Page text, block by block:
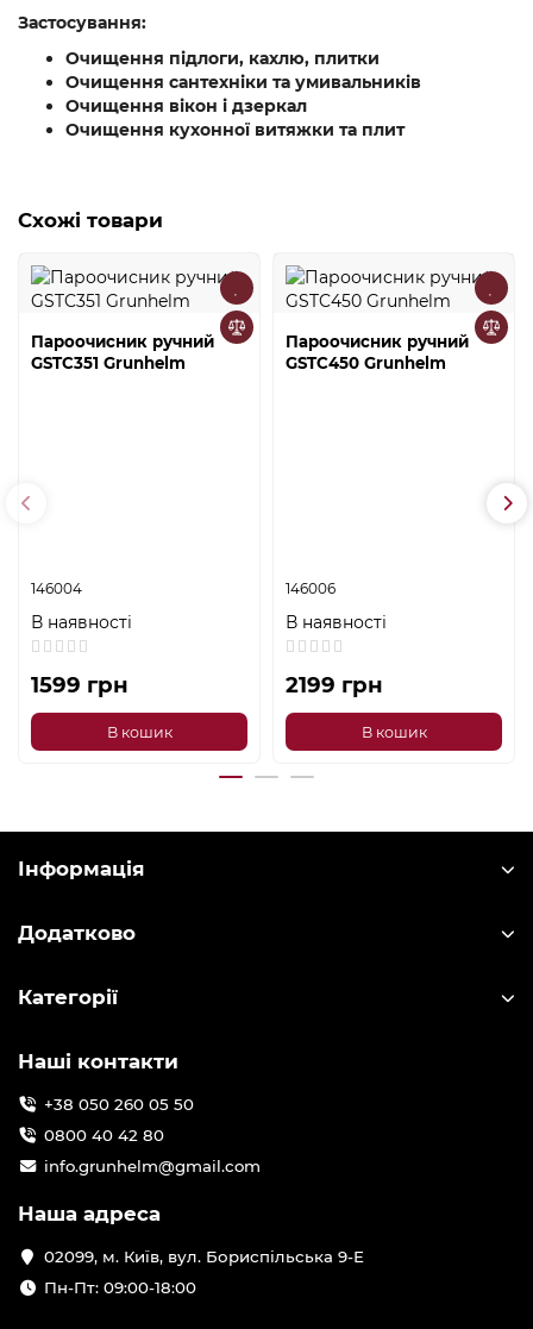
Застосування:
Очищення підлоги, кахлю, плитки
Очищення сантехніки та умивальників
Очищення вікон і дзеркал
Очищення кухонної витяжки та плит
Схожі товари
Пароочисник ручний
GSTC351 Grunhelm
146004
В наявності
1599 грн
В кошик
Пароочисник ручний
GSTC450 Grunhelm
146006
В наявності
2199 грн
В кошик
Інформація
Додатково
Категорії
Наші контакти
+38 050 260 05 50
0800 40 42 80
info.grunhelm@gmail.com
Наша адреса
02099, м. Київ, вул. Бориспільська 9-Е
Пн-Пт: 09:00-18:00